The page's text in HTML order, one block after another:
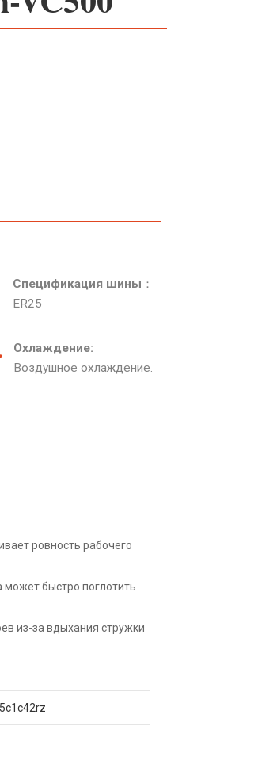
Спецификация шины ：
ER25
Охлаждение:
Воздушное охлаждение.
ровность рабочего
быстро поглотить
из-за вдыхания стружки